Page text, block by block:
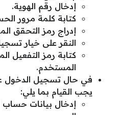
إدخال رقم الهوية.
كتابة كلمة مرور
إدراج رمز التحقق
النقر على خيار
كتابة رمز التفعيل
المستخدم.
في حال تسجيل الدخول
يجب القيام بما يلي:
إدخال بيانات حساب